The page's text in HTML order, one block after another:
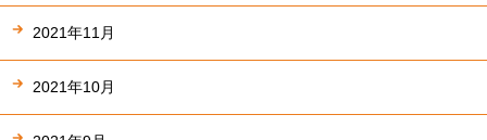
2021年11月
2021年10月